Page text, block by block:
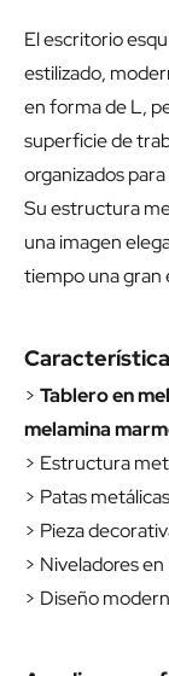
El escritorio
estilizado,
en forma de L,
superficie de
organizados
Su estructura
una imagen
tiempo una gran
> Tablero en
melamina
> Estructura
> Patas
> Pieza
> Niveladores
> Diseño